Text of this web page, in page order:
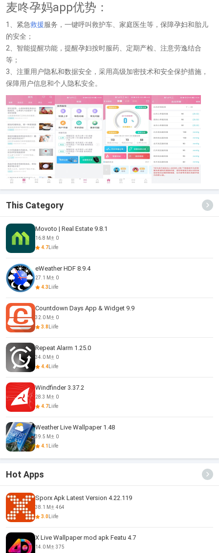
麦咚孕妈app优势：
1、紧急救援服务，一键呼叫救护车、家庭医生等，保障孕妇和胎儿
的安全；
2、智能提醒功能，提醒孕妇按时服药、定期产检、注意劳逸结合
等；
3、注重用户隐私和数据安全，采用高级加密技术和安全保护措施，
保障用户信息和个人隐私安全。
This Category
Movoto | Real Estate 9.8.1
16.8 M
0
4.7 Liife
eWeather HDF 8.9.4
27.1 M
0
4.3 Liife
Countdown Days App & Widget 9.9
32.0 M
0
3.8 Liife
Repeat Alarm 1.25.0
34.0 M
0
4.4 Liife
Windfinder 3.37.2
28.3 M
0
4.7 Liife
Weather Live Wallpaper 1.48
39.5 M
0
4.1
Liife
Hot Apps
Sporx Apk Latest Version 4.22.119
38.1 M
464
3.0 Liife
X Live Wallpaper mod apk Featu 4.7
14.0 M
375